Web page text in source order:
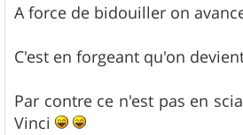
A force de bidouiller on
C'est en forgeant qu'on
Par contre ce n'est pas en
Vinci